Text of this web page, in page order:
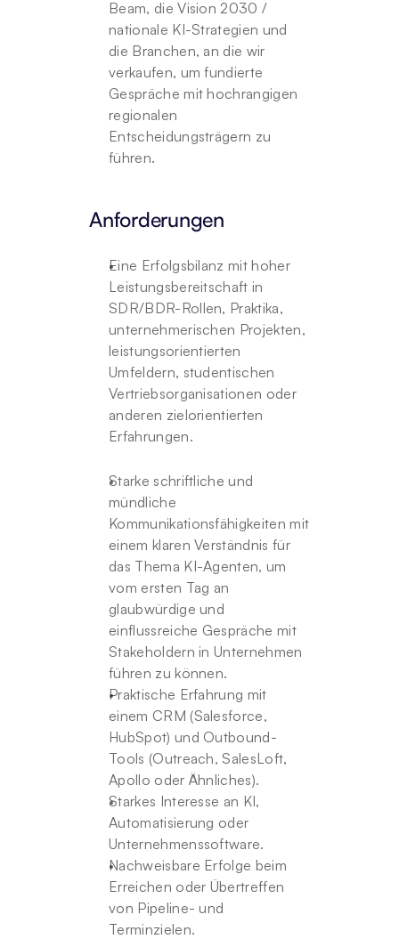
Beam, die Vision 2030 /
nationale KI-Strategien und
die Branchen, an die wir
verkaufen, um fundierte
Gespräche mit hochrangigen
regionalen
Entscheidungsträgern zu
führen.
Anforderungen
Eine Erfolgsbilanz mit hoher
Leistungsbereitschaft in
SDR/BDR-Rollen, Praktika,
unternehmerischen Projekten,
leistungsorientierten
Umfeldern, studentischen
Vertriebsorganisationen oder
anderen zielorientierten
Erfahrungen.
Starke schriftliche und
mündliche
Kommunikationsfähigkeiten mit
einem klaren Verständnis für
das Thema KI-Agenten, um
vom ersten Tag an
glaubwürdige und
einflussreiche Gespräche mit
Stakeholdern in Unternehmen
führen zu können.
Praktische Erfahrung mit
einem CRM (Salesforce,
HubSpot) und Outbound-
Tools (Outreach, SalesLoft,
Apollo oder Ähnliches).
Starkes Interesse an KI,
Automatisierung oder
Unternehmenssoftware.
Nachweisbare Erfolge beim
Erreichen oder Übertreffen
von Pipeline- und
Terminzielen.